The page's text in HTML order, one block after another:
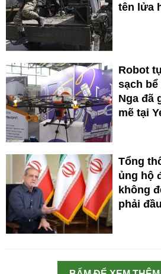
tên lửa
Robot
sạch
Nga đã
mẽ tại
Tổng
ủng hộ
không
phải